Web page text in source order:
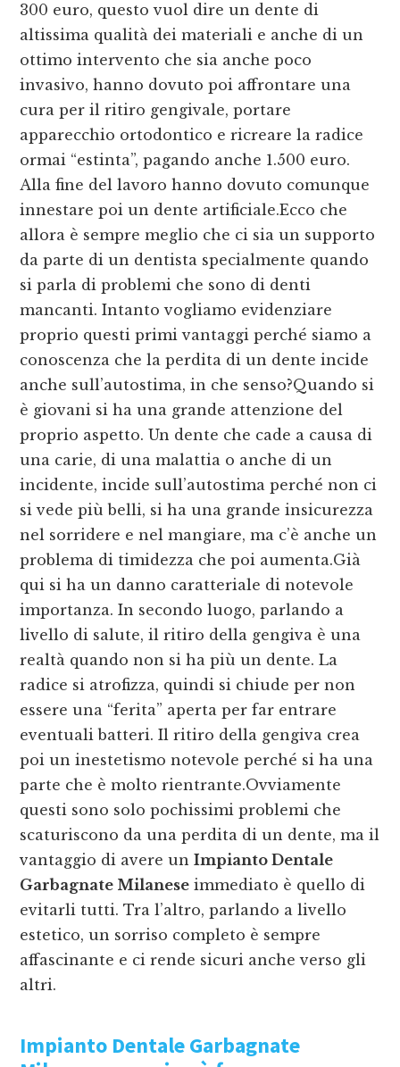
300 euro, questo vuol dire un dente di
altissima qualità dei materiali e anche di un
ottimo intervento che sia anche poco
invasivo, hanno dovuto poi affrontare una
cura per il ritiro gengivale, portare
apparecchio ortodontico e ricreare la radice
ormai “estinta”, pagando anche 1.500 euro.
Alla fine del lavoro hanno dovuto comunque
innestare poi un dente artificiale.Ecco che
allora è sempre meglio che ci sia un supporto
da parte di un dentista specialmente quando
si parla di problemi che sono di denti
mancanti. Intanto vogliamo evidenziare
proprio questi primi vantaggi perché siamo a
conoscenza che la perdita di un dente incide
anche sull’autostima, in che senso?Quando si
è giovani si ha una grande attenzione del
proprio aspetto. Un dente che cade a causa di
una carie, di una malattia o anche di un
incidente, incide sull’autostima perché non ci
si vede più belli, si ha una grande insicurezza
nel sorridere e nel mangiare, ma c’è anche un
problema di timidezza che poi aumenta.Già
qui si ha un danno caratteriale di notevole
importanza. In secondo luogo, parlando a
livello di salute, il ritiro della gengiva è una
realtà quando non si ha più un dente. La
radice si atrofizza, quindi si chiude per non
essere una “ferita” aperta per far entrare
eventuali batteri. Il ritiro della gengiva crea
poi un inestetismo notevole perché si ha una
parte che è molto rientrante.Ovviamente
questi sono solo pochissimi problemi che
scaturiscono da una perdita di un dente, ma il
vantaggio di avere unImpianto Dentale
Garbagnate Milanese immediato è quello di
evitarli tutti. Tra l’altro, parlando a livello
estetico, un sorriso completo è sempre
affascinante e ci rende sicuri anche verso gli
altri.
Impianto Dentale Garbagnate